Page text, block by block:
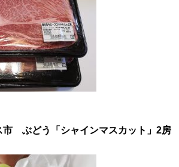
市 ぶどう「シャインマスカット」2房